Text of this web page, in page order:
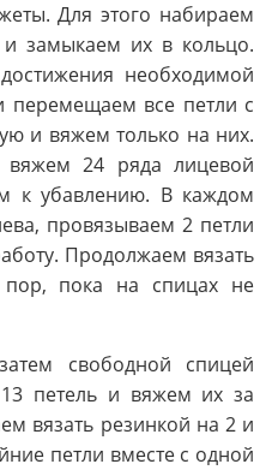
Для этого набираем
замыкаем их в кольцо.
необходимой
перемещаем все петли с
и вяжем только на них.
24 ряда лицевой
к убавлению. В каждом
провязываем 2 петли
Продолжаем вязать
пока на спицах не
свободной спицей
петель и вяжем их за
вязать резинкой на 2 и
петли вместе с одной